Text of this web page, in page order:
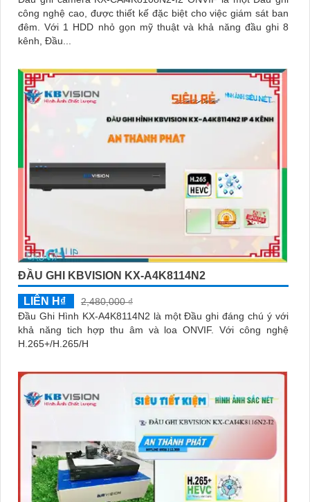
công nghệ cao, được thiết kế đặc biệt cho việc giám sát ban
đêm. Với 1 HDD nhỏ gọn mỹ thuật và khả năng đầu ghi 8
kênh, Đầu...
ĐẦU GHI KBVISION KX-A4K8114N2
LIÊN H₫
2,480,000 ₫
Đầu Ghi Hình KX-A4K8114N2 là một Đầu ghi đáng chú ý với
khả năng tich hợp thu âm và loa ONVIF. Với công nghệ
H.265+/H.265/H